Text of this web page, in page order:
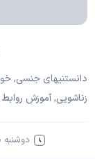
دانستنیهای جنسی,
زناشویی, آموزش
دوشنبه 20 اکتبر 2014